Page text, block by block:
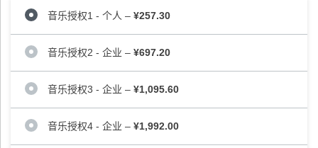
音乐授权1 - 个人 – ¥257.30
音乐授权2 - 企业 – ¥697.20
音乐授权3 - 企业 – ¥1,095.60
音乐授权4 - 企业 – ¥1,992.00